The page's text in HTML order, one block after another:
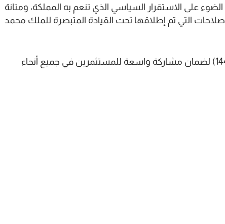
على الاستقرار السياسي الذي تنعم به المملكة، ومتانة
التي تم إطلاقها تحت القيادة المتبصرة للملك محمد
وتم تنفيذ هذا الإصدار وفق تنسيق (144A/RegS) لضمان مشاركة واسعة للمستثمرين في جميع أنحاء